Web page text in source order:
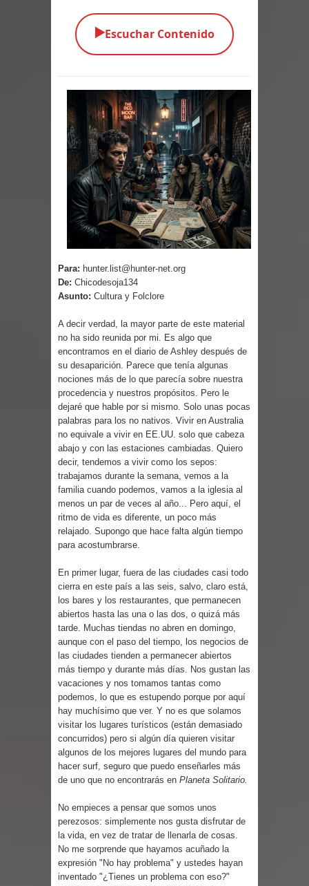
Parte 05: Los Horrores del Infierno
Parte 04: Oídos Sordos
Parte 02: Vuelve el Hijo Prodigo
Parte 01: El Comienzo
Parte 01: El Enemigo Interior
Exaltados y Muertos Vivientes
Los Muertos se Levantan (Relato)
Parte 09: Los Muertos Cuentan
▶️Escuchar Contenido
Para: hunter.list@hunter-net.org
De: Chicodesoja134
Asunto: Cultura y Folclore
A decir verdad, la mayor parte de este material
no ha sido reunida por mi. Es algo que
encontramos en el diario de Ashley después de
su desaparición. Parece que tenía algunas
nociones más de lo que parecía sobre nuestra
procedencia y nuestros propósitos. Pero le
dejaré que hable por si mismo. Solo unas pocas
palabras para los no nativos. Vivir en Australia
no equivale a vivir en EE.UU. solo que cabeza
abajo y con las estaciones cambiadas. Quiero
decir, tendemos a vivir como los sepos:
trabajamos durante la semana, vemos a la
familia cuando podemos, vamos a la iglesia al
menos un par de veces al año... Pero aquí, el
ritmo de vida es diferente, un poco más
relajado. Supongo que hace falta algún tiempo
para acostumbrarse.
En primer lugar, fuera de las ciudades casi todo
cierra en este país a las seis, salvo, claro está,
los bares y los restaurantes, que permanecen
abiertos hasta las una o las dos, o quizá más
tarde. Muchas tiendas no abren en domingo,
aunque con el paso del tiempo, los negocios de
las ciudades tienden a permanecer abiertos
más tiempo y durante más días. Nos gustan las
vacaciones y nos tomamos tantas como
podemos, lo que es estupendo porque por aquí
hay muchísimo que ver. Y no es que solamos
visitar los lugares turísticos (están demasiado
concurridos) pero si algún día quieren visitar
algunos de los mejores lugares del mundo para
hacer surf, seguro que puedo enseñarles más
de uno que no encontrarás en Planeta Solitario.
No empieces a pensar que somos unos
perezosos: simplemente nos gusta disfrutar de
la vida, en vez de tratar de llenarla de cosas.
No me sorprende que hayamos acuñado la
expresión "No hay problema" y ustedes hayan
inventado "¿Tienes un problema con eso?"